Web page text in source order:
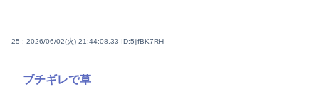
25 : 2026/06/02(火) 21:44:08.33 ID:5jjfBK7RH
ブチギレで草